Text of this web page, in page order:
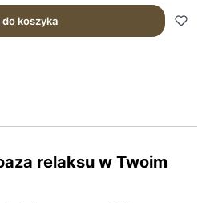
do koszyka
relaksu w Twoim